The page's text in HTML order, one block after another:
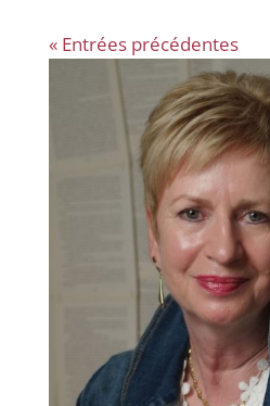
« Entrées précédentes